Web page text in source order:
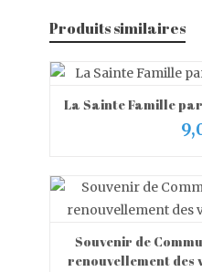
Produits similaires
La Sainte Famille
AJOUTER AU
Souvenir de
renouvellement des